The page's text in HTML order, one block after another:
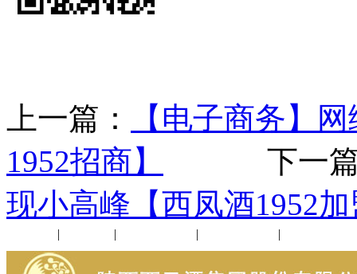
上一篇：
【电子商务】
1952招商】
下一篇
现小高峰【西凤酒1952
| | | |